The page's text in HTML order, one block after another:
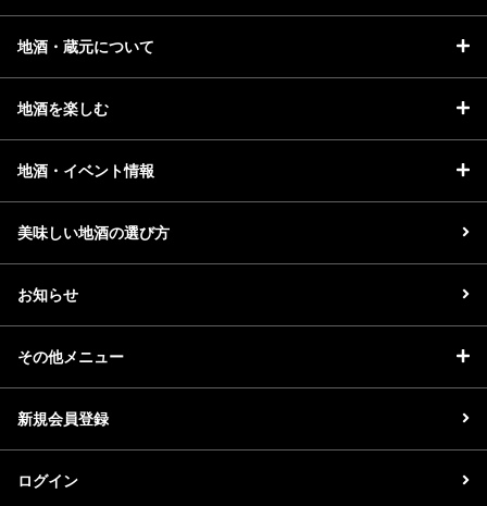
地酒・蔵元について
地酒を楽しむ
地酒・イベント情報
美味しい地酒の選び方
お知らせ
その他メニュー
新規会員登録
ログイン